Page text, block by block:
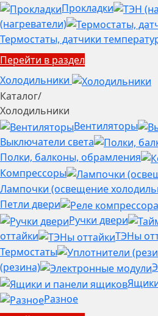
Прокладки
(нагреватели)
Термостаты, датчики
Перейти в раздел
Холодильники
Каталог/
Холодильники
Вентиляторы
Выключатели света
Полки, балконы, обрамления
Компрессоры
Лампочки (освещение
Петли двери
Ручки двери
оттайки
ТЭНы
Термостаты
(резина)
Разное